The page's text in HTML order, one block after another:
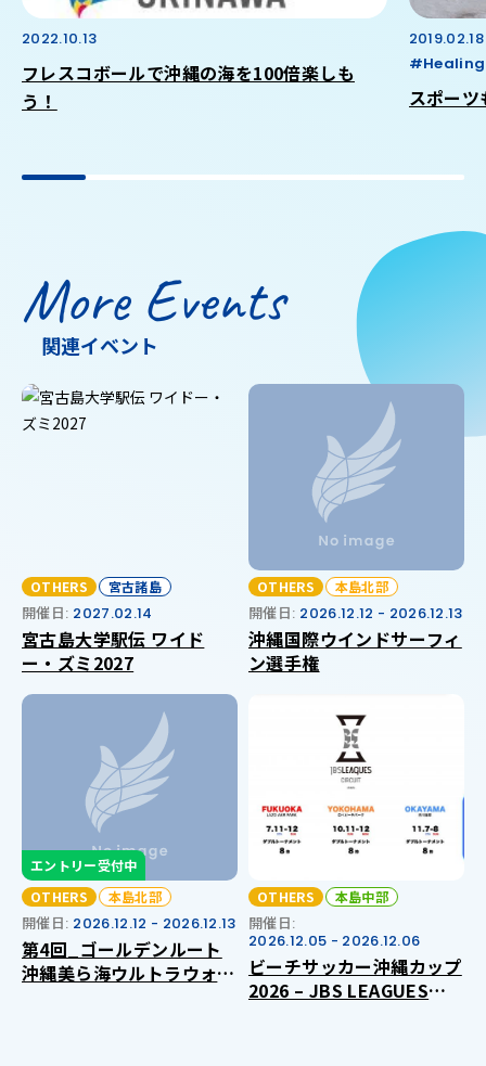
2022.10.13
フレスコボールで沖縄の海を100倍楽しも
う！
2019.02.18
スポー
More Events
関連イベント
OTHERS 宮古諸島
開催日: 2027.02.14
宮古島大学駅伝 ワイド
ー・ズミ2027
OTHERS 本島北部
開催日: 2026.12.12 - 2026.12.13
沖縄国際ウインドサーフィ
ン選手権
エントリー受付中
OTHERS
本島北部
開催日: 2026.12.12 - 2026.12.13
第4回_ゴールデンルート
沖縄美ら海ウルトラウォー
OTHERS 本島中部
開催日:
2026.12.05 - 2026.12.06
ビーチサッカー沖縄カップ
2026 – JBS LEAGUES